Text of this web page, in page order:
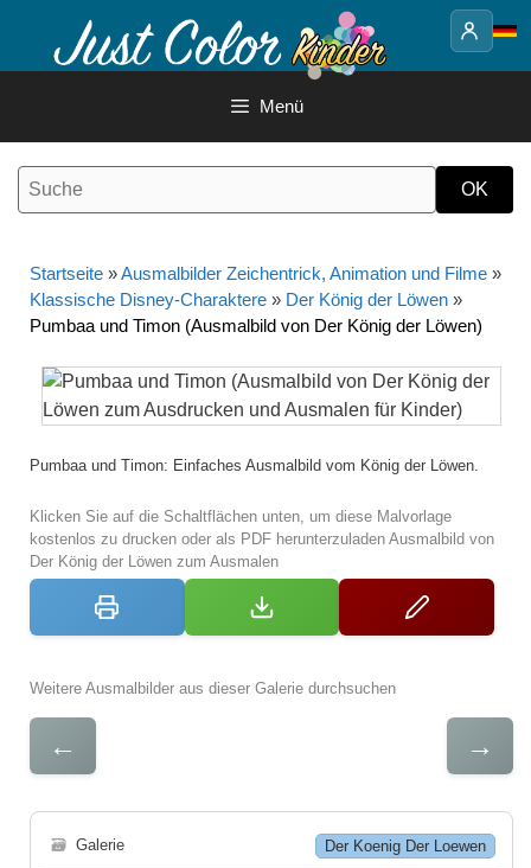
Inhalt
Menü
Startseite »Ausmalbilder Zeichentrick, Animation und Filme »
Klassische Disney-Charaktere » Der König der Löwen »
Pumbaa und Timon (Ausmalbild von Der König der Löwen)
Pumbaa und Timon: Einfaches Ausmalbild vom König der Löwen.
Klicken Sie auf die Schaltflächen unten, um diese Malvorlage
kostenlos zu drucken oder als PDF herunterzuladen Ausmalbild von
Der König der Löwen zum Ausmalen
Weitere Ausmalbilder aus dieser Galerie durchsuchen
← →
🗃 Galerie Der Koenig Der Loewen